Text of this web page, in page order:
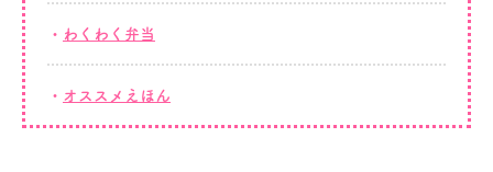
わくわく弁当
オススメえほん